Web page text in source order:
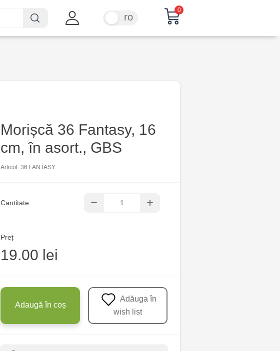
ro
0
Morișcă 36 Fantasy, 16
cm, în asort., GBS
Articol: 36 FANTASY
Cantitate
Preț
19.00 lei
Adaugă în coș
wish list